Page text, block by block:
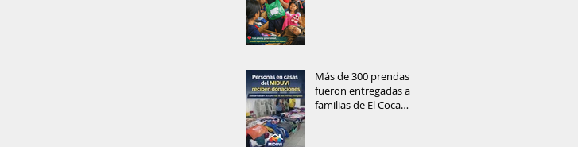
Más de 300 prendas
fueron entregadas a
familias de El Coca